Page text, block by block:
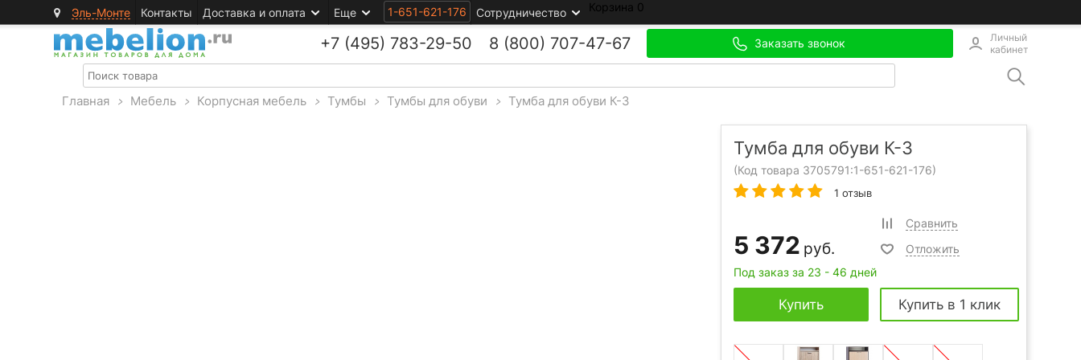
Эль-Монте Контакты Доставка и оплата Еще 1-651-621-176 Сотрудничество Корзина 0
+7 (495) 783-29-50 8 (800) 707-47-67 Заказать звонок
Личный
кабинет
Главная > Мебель > Корпусная мебель > Тумбы > Тумбы для обуви > Тумба для обуви К-3
Тумба для обуви К-3
(Код товара 3705791:1-651-621-176)
1 отзыв
5 372 руб.
Под заказ за 23 - 46 дней
Сравнить
Отложить
Купить Купить в 1 клик